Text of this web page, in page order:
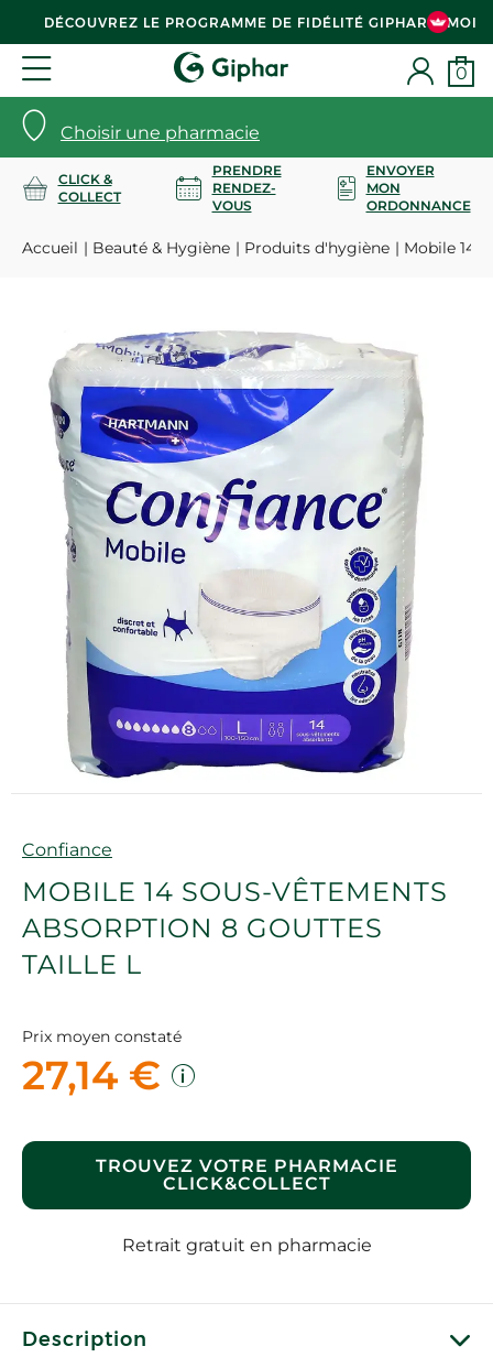
DÉCOUVREZ LE PROGRAMME DE FIDÉLITÉ GIPHAR & MOI
Choisir une pharmacie
0
CLICK &
COLLECT
PRENDRE
RENDEZ-
VOUS
ENVOYER
MON
ORDONNANCE
Accueil Beauté & Hygiène Produits d'hygiène Mobile 14
Marque
Confiance
MOBILE 14 SOUS-VÊTEMENTS
ABSORPTION 8 GOUTTES
TAILLE L
Prix moyen constaté
27,14 €
TROUVEZ VOTRE PHARMACIE
CLICK&COLLECT
Retrait gratuit en pharmacie
Description